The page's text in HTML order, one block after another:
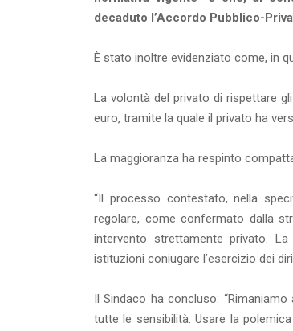
decaduto l’Accordo Pubblico-
È stato inoltre evidenziato come, in
La volontà del privato di rispettare
euro, tramite la quale il privato ha
La maggioranza ha respinto
“Il processo contestato, nella
regolare, come confermato dalla
intervento strettamente privato.
istituzioni coniugare l’esercizio dei
Il Sindaco ha concluso:
tutte le sensibilità. Usare la